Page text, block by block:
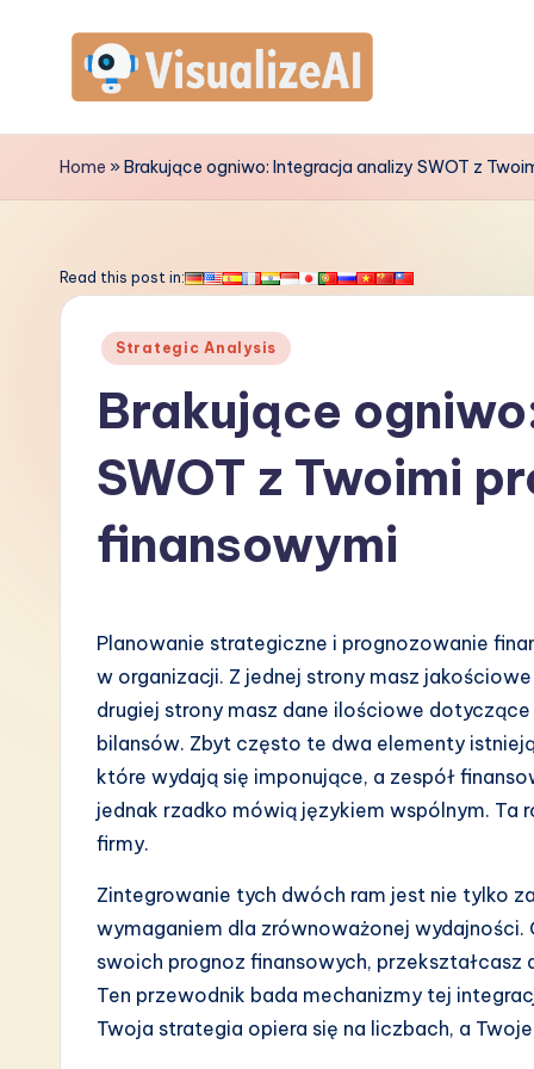
contentV
is
a
A
Home »Brakujące ogniwo: Integracja analizy SWOT z
Read this post in:
Posted
Strategic Analysis
Brakujące
SWOT z Twoimi
finansowymi
Planowanie strategiczne i prognozowanie
w organizacji. Z jednej strony masz
drugiej strony masz dane ilościowe
bilansów. Zbyt często te dwa elementy
które wydają się imponujące, a zespół
jednak rzadko mówią językiem wspólnym.
firmy.
Zintegrowanie tych dwóch ram jest nie tylko
wymaganiem dla zrównoważonej wydajności.
swoich prognoz finansowych,
Ten przewodnik bada mechanizmy tej
Twoja strategia opiera się na liczbach, a